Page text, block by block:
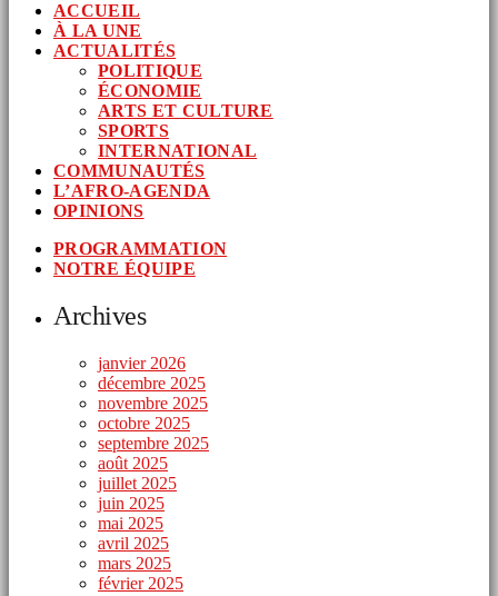
ACCUEIL
À LA UNE
ACTUALITÉS
POLITIQUE
ÉCONOMIE
ARTS ET CULTURE
SPORTS
INTERNATIONAL
COMMUNAUTÉS
L’AFRO-AGENDA
OPINIONS
PROGRAMMATION
NOTRE ÉQUIPE
Archives
janvier 2026
décembre 2025
novembre 2025
octobre 2025
septembre 2025
août 2025
juillet 2025
juin 2025
mai 2025
avril 2025
mars 2025
février 2025